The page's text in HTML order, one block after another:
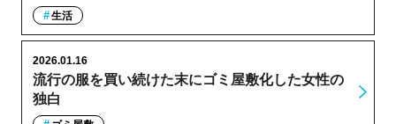
生活
流行の服を買い続けた末にゴミ屋敷化した女性の
独白
2026.01.16